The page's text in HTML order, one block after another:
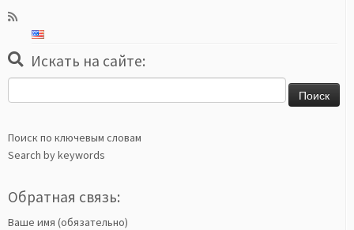
Искать на сайте:
Поиск по ключевым словам
Search by keywords
Обратная связь:
Ваше имя (обязательно)